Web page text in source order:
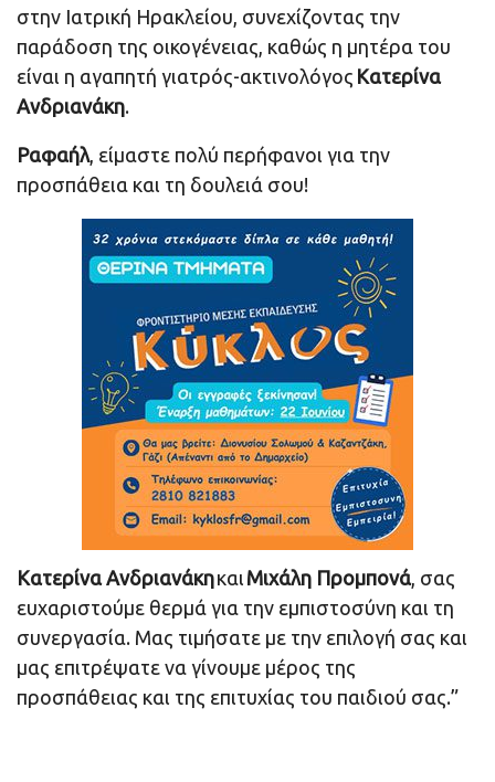
στην Ιατρική Ηρακλείου, συνεχίζοντας την
παράδοση της οικογένειας, καθώς η μητέρα του
είναι η αγαπητή γιατρός-ακτινολόγος Κατερίνα
Ανδριανάκη.
Ραφαήλ, είμαστε πολύ περήφανοι για την
προσπάθεια και τη δουλειά σου!
ΚατερίναΑνδριανάκηκαι Μιχάλη Προμπονά, σας
ευχαριστούμε θερμά για την εμπιστοσύνη και τη
συνεργασία. Μας τιμήσατε με την επιλογή σας και
μας επιτρέψατε να γίνουμε μέρος της
προσπάθειας και της επιτυχίας του παιδιού σας.”